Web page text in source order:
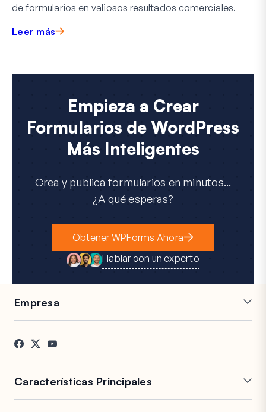
de formularios en valiosos resultados comerciales.
Leer más
Empieza a Crear
Formularios de WordPress
Más Inteligentes
Crea y publica formularios en minutos...
¿A qué esperas?
Obtener WPForms Ahora
Hablar con un experto
Empresa
Carreras
Testimonios
Afiliados
Características Principales